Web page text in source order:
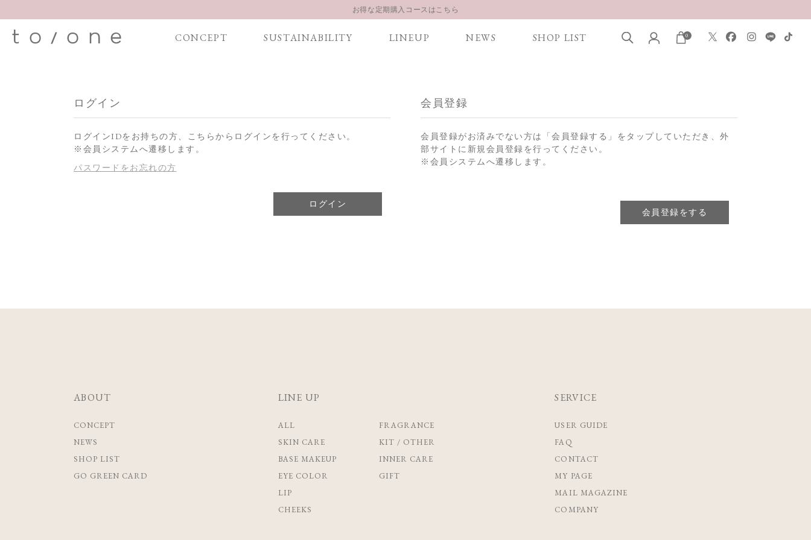
お得な定期購入コースはこちら
CONCEPT SUSTAINABILITY LINEUP NEWS SHOP LIST 0
ログイン
ログインIDをお持ちの方、こちらからログインを行ってください。
※会員システムへ遷移します。
パスワードをお忘れの方
ログイン
会員登録
会員登録がお済みでない方は「会員登録する」をタップしていただき、外
部サイトに新規会員登録を行ってください。
※会員システムへ遷移します。
会員登録をする
ABOUT
CONCEPT
NEWS
SHOP LIST
GO GREEN CARD
LINE UP
ALL
SKIN CARE
BASE MAKEUP
EYE COLOR
LIP
CHEEKS
FRAGRANCE
KIT / OTHER
INNER CARE
GIFT
SERVICE
USER GUIDE
FAQ
CONTACT
MY PAGE
MAIL MAGAZINE
COMPANY